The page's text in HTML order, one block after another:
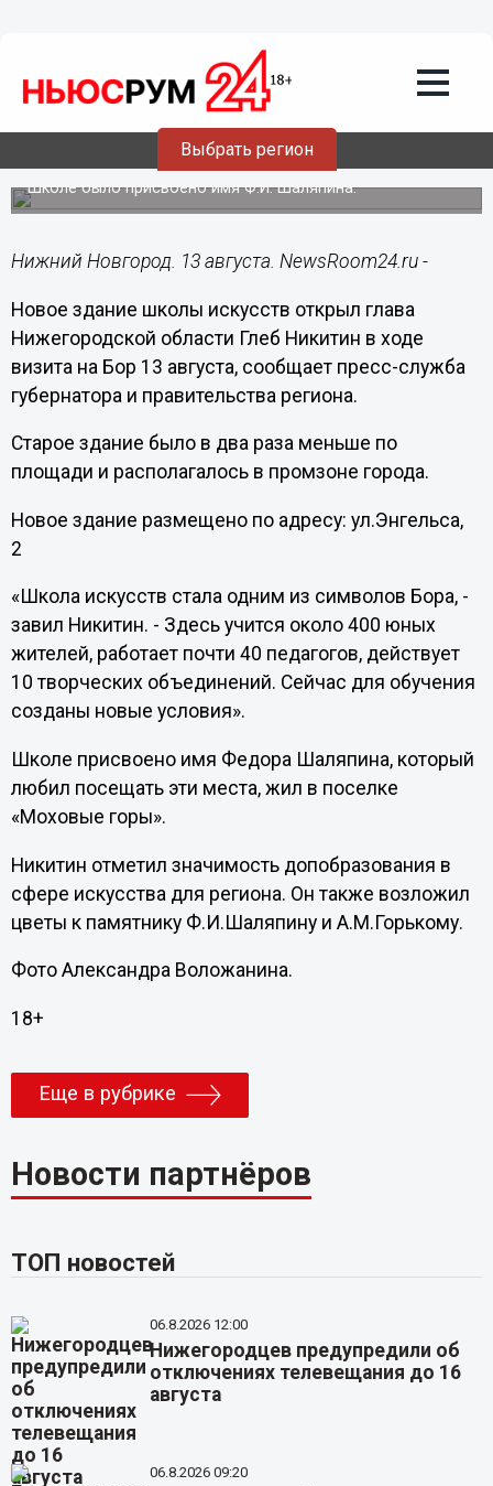
Выбрать регион
13.08.201810:32
Никитин открыл новое здание детской
школы искусств на Бору
Школе было присвоено имя Ф.И. Шаляпина.
Нижний Новгород. 13 августа. NewsRoom24.ru -
Новое здание школы искусств открыл глава
Нижегородской области Глеб Никитин в ходе
визита на Бор 13 августа, сообщает пресс-служба
губернатора и правительства региона.
Старое здание было в два раза меньше по
площади и располагалось в промзоне города.
Новое здание размещено по адресу: ул.Энгельса,
2
«Школа искусств стала одним из символов Бора, -
завил Никитин. - Здесь учится около 400 юных
жителей, работает почти 40 педагогов, действует
10 творческих объединений. Сейчас для обучения
созданы новые условия».
Школе присвоено имя Федора Шаляпина, который
любил посещать эти места, жил в поселке
«Моховые горы».
Никитин отметил значимость допобразования в
сфере искусства для региона. Он также возложил
цветы к памятнику Ф.И.Шаляпину и А.М.Горькому.
Фото Александра Воложанина.
18+
Еще в рубрике
Новости партнёров
ТОП новостей
06.8.2026 12:00
Нижегородцев предупредили об
отключениях телевещания до 16
августа
06.8.2026 09:20